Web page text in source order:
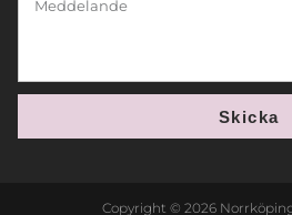
Skicka
Copyright © 2026